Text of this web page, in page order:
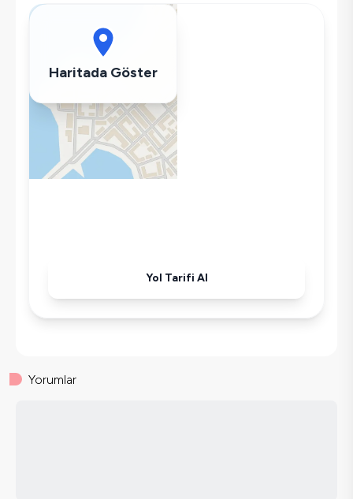
Buzdolabı
Mikrodalga
Kettle
Korunaklı Havuz
Ütü
Haritada Göster
Yol Tarifi Al
Yorumlar